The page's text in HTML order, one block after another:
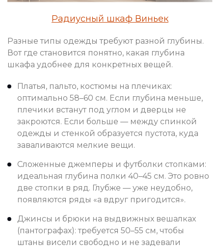
Радиусный шкаф Виньек
Разные типы одежды требуют разной глубины.
Вот где становится понятно, какая глубина
шкафа удобнее для конкретных вещей.
Платья, пальто, костюмы на плечиках:
оптимально 58–60 см. Если глубина меньше,
плечики встанут под углом и дверцы не
закроются. Если больше — между спинкой
одежды и стенкой образуется пустота, куда
заваливаются мелкие вещи.
Сложенные джемперы и футболки стопками:
идеальная глубина полки 40–45 см. Это ровно
две стопки в ряд. Глубже — уже неудобно,
появляются ряды «а вдруг пригодится».
Джинсы и брюки на выдвижных вешалках
(пантографах): требуется 50–55 см, чтобы
штаны висели свободно и не задевали